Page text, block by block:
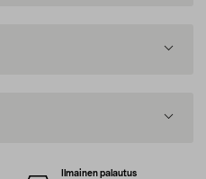
Ilmainen palautus